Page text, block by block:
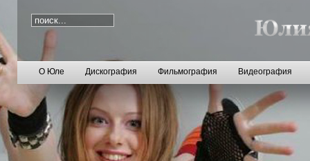
О Юле Дискография Фильмография Видеография